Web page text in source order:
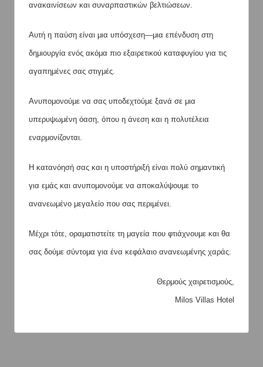
Φηρά - Σαντορίνη 84700
ανακαινίσεων και συναρπαστικών βελτιώσεων.
Αυτή η παύση είναι μια υπόσχεση—μια επένδυση στη
δημιουργία ενός ακόμα πιο εξαιρετικού καταφυγίου για τις
αγαπημένες σας στιγμές.
Ανυπομονούμε να σας υποδεχτούμε ξανά σε μια
υπερυψωμένη όαση, όπου η άνεση και η πολυτέλεια
εναρμονίζονται.
Η κατανόησή σας και η υποστήριξή είναι πολύ σημαντική
για εμάς και ανυπομονούμε να αποκαλύψουμε το
ανανεωμένο μεγαλείο που σας περιμένει.
Μέχρι τότε, οραματιστείτε τη μαγεία που φτιάχνουμε και θα
σας δούμε σύντομα για ένα κεφάλαιο ανανεωμένης χαράς.
Θερμούς χαιρετισμούς,
Milos Villas Hotel